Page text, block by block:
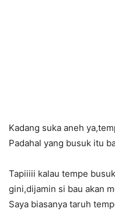
Kadang suka aneh
Padahal yang busuk itu
Tapiiiii kalau tempe
gini,dijamin si bau akan
Saya biasanya taruh